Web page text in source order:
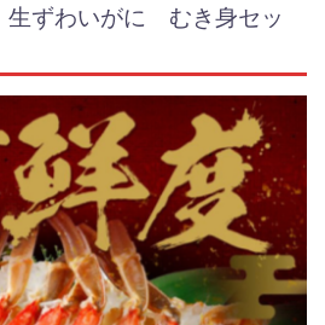
生ずわいがに むき身セッ